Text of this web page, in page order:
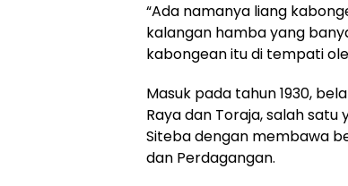
“Ada namanya liang
kalangan hamba yang
kabongean itu di tempati
Masuk pada tahun 1930,
Raya dan Toraja, salah
Siteba dengan membawa
dan Perdagangan.